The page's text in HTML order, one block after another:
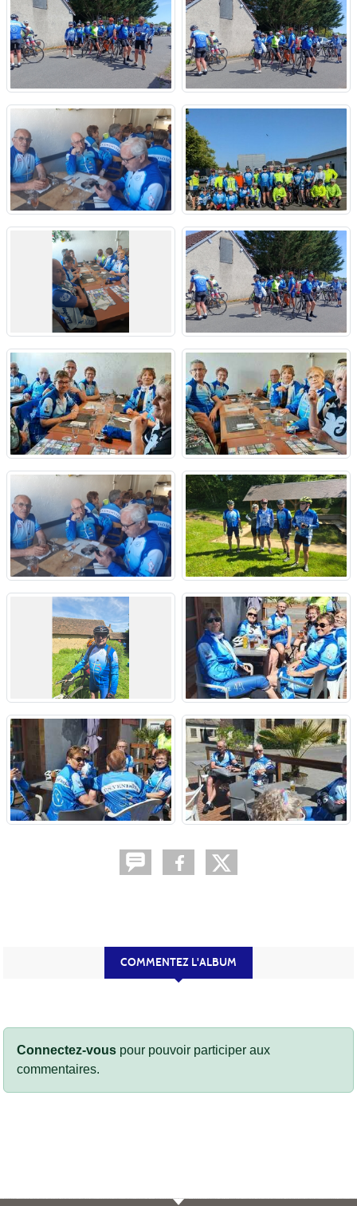
COMMENTEZ L'ALBUM
Connectez-vous pour pouvoir participer aux
commentaires.